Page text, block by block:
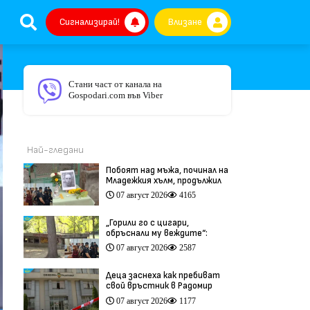
Сигнализирай! Влизане
Стани част от канала на
Gospodari.com във Viber
Най-гледани
Побоят над мъжа, починал на
Младежкия хълм, продължил
повече от час (видео)
07 август 2026 4165
„Горили го с цигари,
обръснали му веждите“:
Побойниците от Пловдив
остават в ареста (видео)
07 август 2026 2587
Деца заснеха как пребиват
свой връстник в Радомир
(видео)07 август 2026 1177